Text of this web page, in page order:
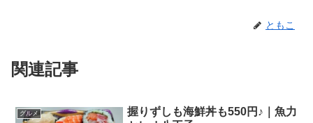
ともこ
関連記事
グルメ
握りずしも海鮮丼も550円♪｜魚力